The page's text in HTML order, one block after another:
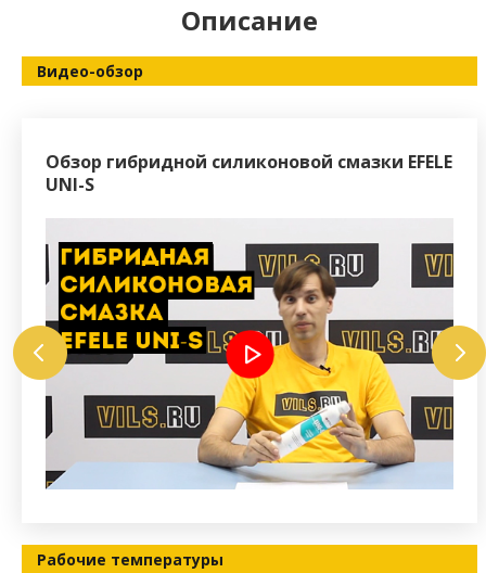
Описание
Видео-обзор
Обзор гибридной силиконовой смазки EFELE
UNI-S
Рабочие температуры